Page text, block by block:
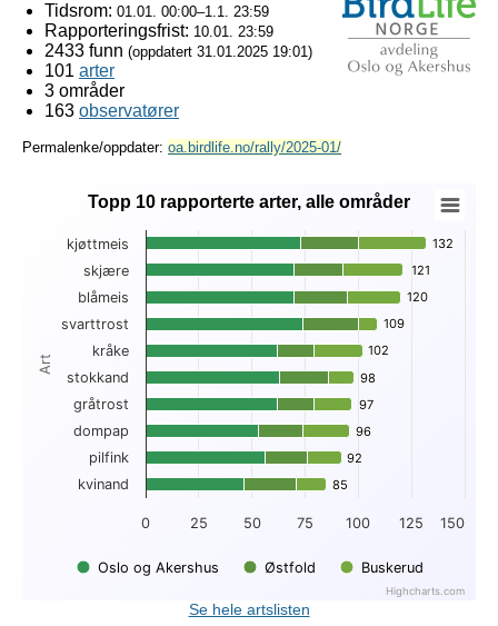
Tidsrom: 01.01. 00:00–1.1. 23:59
Rapporteringsfrist: 10.01. 23:59
2433 funn (oppdatert 31.01.2025 19:01)
101 arter
3 områder
163 observatører
Permalenke/oppdater: oa.birdlife.no/rally/2025-01/
Topp 10 rapporterte arter, alle områder
Bar chart with 3 data series.
View as data table, Topp 10 rapporterte arter, alle områder
The chart has 1 X axis displaying Art.
The chart has 1 Y axis displaying . Data ranges from 46 to
Art
Topp 10 rapporterte arter, alle områder
132
132
121
121
120
120
109
109
102
102
98
98
97
97
96
96
92
92
85
85
Oslo og Akershus Østfold Buskerud
0 25 50 75 100 125 150
kjøttmeis
skjære
blåmeis
svarttrost
kråke
stokkand
gråtrost
dompap
pilfink
kvinand
Highcharts.com
End of interactive chart.Se hele artslisten